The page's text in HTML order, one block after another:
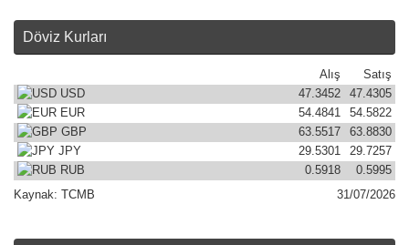
Döviz Kurları
Satış
Alış
USD
47.4305
47.3452
EUR
54.5822
54.4841
GBP
63.8830
63.5517
JPY
29.7257
29.5301
RUB
0.5995
0.5918
Kaynak:
TCMB 31/07/2026